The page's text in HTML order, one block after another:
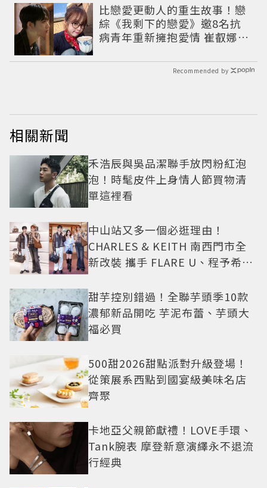
比戀愛更動人的重生故事！戀
綜《我剩下的戀愛》邀8名抗
病青年重新擁抱愛情 崔叡娜淚
Recommended by
相關新聞
禾浩辰與吳品潔聯手放閃粉紅泡
泡！時髦皮件上身情人節買物清
單這裡看
中山站又多一個必逛理由！
CHARLES & KEITH 南西門市全
新改裝 攜手 FLARE U、程予希演
甜芋控別錯過！全聯芋頭季10款
濃郁新品開吃 芋泥布蕾、芋頭大
福必買
500甜2026甜點派對升級登場！
從策展系西點到國宴級美味名店
齊聚
卡地亞父親節獻禮！LOVE手環、
Tank腕表 摩登新意演繹永不退流
行經典